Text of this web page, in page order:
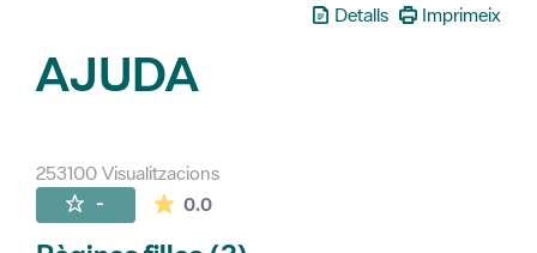
Detalls Imprimeix
AJUDA
253100 Visualitzacions
- 0.0La mitjana de les valoracions és de 0